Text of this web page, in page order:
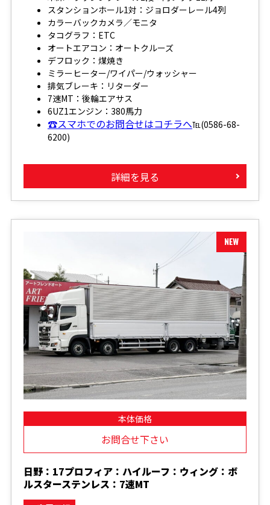
スタンションホール1対：ジョロダーレール4列
カラーバックカメラ／モニタ
タコグラフ：ETC
オートエアコン：オートクルーズ
デフロック：煤焼き
ミラーヒーター/ワイパー/ウォッシャー
排気ブレーキ：リターダー
7速MT：後輪エアサス
6UZ1エンジン：380馬力
☎スマホでのお問合せはコチラへ℡(0586-68-
6200)
詳細を見る
本体価格
お問合せ下さい
日野：17プロフィア：ハイルーフ：ウィング：ボ
ルスターステンレス：7速MT